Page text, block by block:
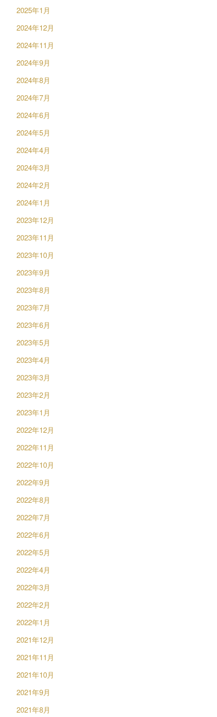
2025年1月
2024年12月
2024年11月
2024年9月
2024年8月
2024年7月
2024年6月
2024年5月
2024年4月
2024年3月
2024年2月
2024年1月
2023年12月
2023年11月
2023年10月
2023年9月
2023年8月
2023年7月
2023年6月
2023年5月
2023年4月
2023年3月
2023年2月
2023年1月
2022年12月
2022年11月
2022年10月
2022年9月
2022年8月
2022年7月
2022年6月
2022年5月
2022年4月
2022年3月
2022年2月
2022年1月
2021年12月
2021年11月
2021年10月
2021年9月
2021年8月